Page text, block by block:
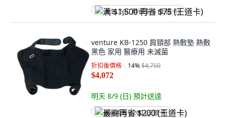
满 $1,500 再省 $75 (王道卡)
venture KB-1250 肩頸部 熱敷墊 熱敷
黑色 家用 醫療用 未滅菌
折扣後價格 14%$4,750
$4,072
明天 8/9 (日) 預計送達
最高再省 $200 (王道卡)